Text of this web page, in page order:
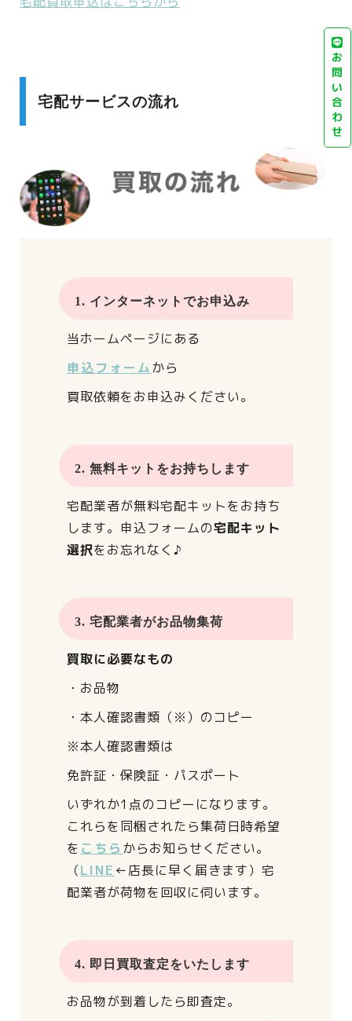
宅配サービスの流れ
1. インターネットでお申込み
当ホームページにある
申込フォームから
買取依頼をお申込みください。
2. 無料キットをお持ちします
宅配業者が無料宅配キットをお持ち
します。 申込フォームの宅配キット
選択をお忘れなく♪
3. 宅配業者がお品物集荷
買取に必要なもの
・お品物
・本人確認書類（※）のコピー
※本人確認書類は
免許証・保険証・パスポート
いずれか1点のコピーになります。
これらを同梱されたら集荷日時希望
を こちら からお知らせください。
（LINE ←店長に早く届きます） 宅
配業者が荷物を回収に伺います。
4. 即日買取査定をいたします
お品物が到着したら即査定。
お
問
い
合
わ
せ